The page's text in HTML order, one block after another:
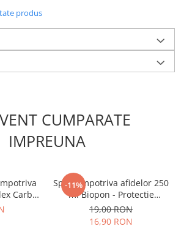
produs
CUMPARATE
IMPREUNA
Carbit
-11%
Spray impotriva afidelor 250
ml Biopon - Protectie
Rapida si Eficienta pentru
Plante
19,00 RON
16,90 RON